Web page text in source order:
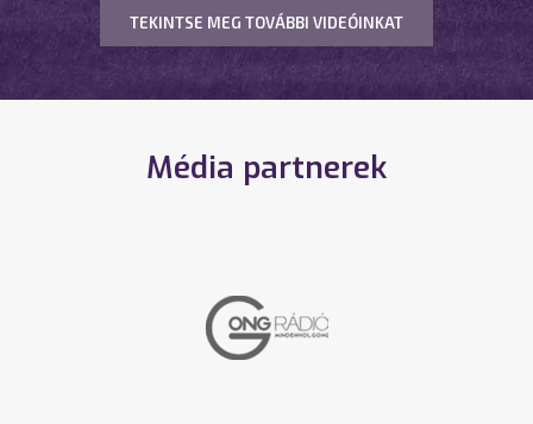
TEKINTSE MEG TOVÁBBI VIDEÓINKAT
Média partnerek